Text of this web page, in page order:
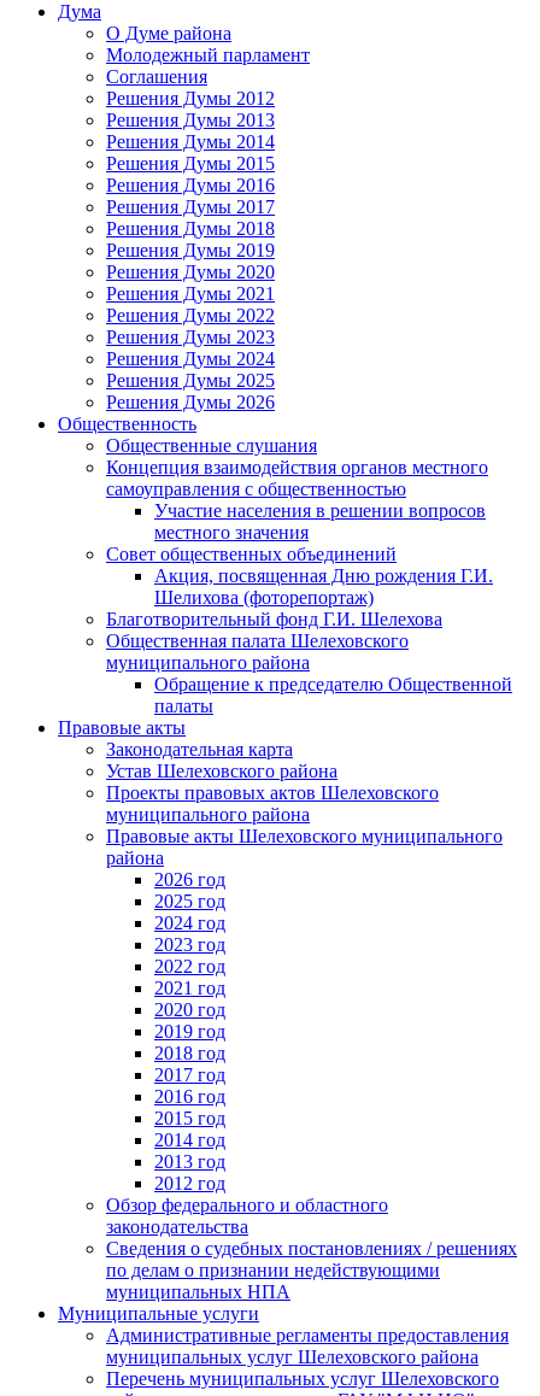
Дума
О Думе района
Молодежный парламент
Соглашения
Решения Думы 2012
Решения Думы 2013
Решения Думы 2014
Решения Думы 2015
Решения Думы 2016
Решения Думы 2017
Решения Думы 2018
Решения Думы 2019
Решения Думы 2020
Решения Думы 2021
Решения Думы 2022
Решения Думы 2023
Решения Думы 2024
Решения Думы 2025
Решения Думы 2026
Общественность
Общественные слушания
Концепция взаимодействия органов местного
самоуправления с общественностью
Участие населения в решении вопросов
местного значения
Совет общественных объединений
Акция, посвященная Дню рождения Г.И.
Шелихова (фоторепортаж)
Благотворительный фонд Г.И. Шелехова
Общественная палата Шелеховского
муниципального района
Обращение к председателю Общественной
палаты
Правовые акты
Законодательная карта
Устав Шелеховского района
Проекты правовых актов Шелеховского
муниципального района
Правовые акты Шелеховского муниципального
района
2026 год
2025 год
2024 год
2023 год
2022 год
2021 год
2020 год
2019 год
2018 год
2017 год
2016 год
2015 год
2014 год
2013 год
2012 год
Обзор федерального и областного
законодательства
Сведения о судебных постановлениях / решениях
по делам о признании недействующими
муниципальных НПА
Муниципальные услуги
Административные регламенты предоставления
муниципальных услуг Шелеховского района
Перечень муниципальных услуг Шелеховского